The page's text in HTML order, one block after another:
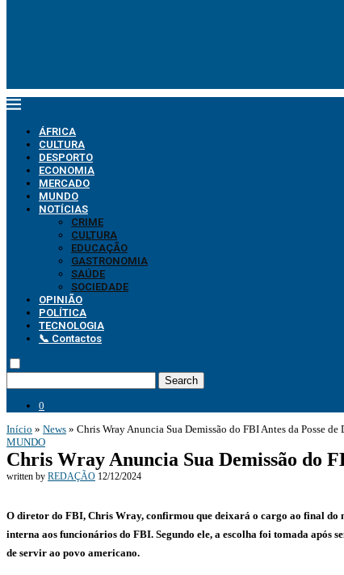
ÁFRICA
CULTURA
DESPORTO
ECONOMIA
MERCADO
MUNDO
NOTÍCIAS
CRIME
CULTURA
EDUCAÇÃO
GASTRONOMIA
SAÚDE
SOCIEDADE
OPINIÃO
POLÍTICA
TECNOLOGIA
📞 Contactos
Search
0
Início » News » Chris Wray Anuncia Sua Demissão do FBI Antes da Posse de
MUNDO
Chris Wray Anuncia Sua Demissão do
written by REDAÇÃO 12/12/2024
O diretor do FBI, Chris Wray, confirmou que deixará o cargo ao final do
interna aos funcionários do FBI. Segundo ele, a escolha foi tomada após
de servir ao povo americano.